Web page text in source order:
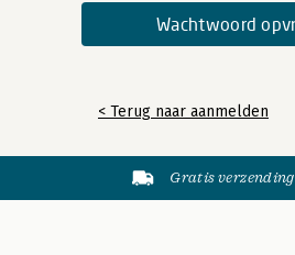
< Terug naar aanmelden
Gratis